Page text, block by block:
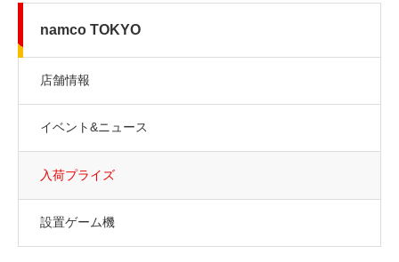
namco TOKYO
店舗情報
イベント&ニュース
入荷プライズ
設置ゲーム機